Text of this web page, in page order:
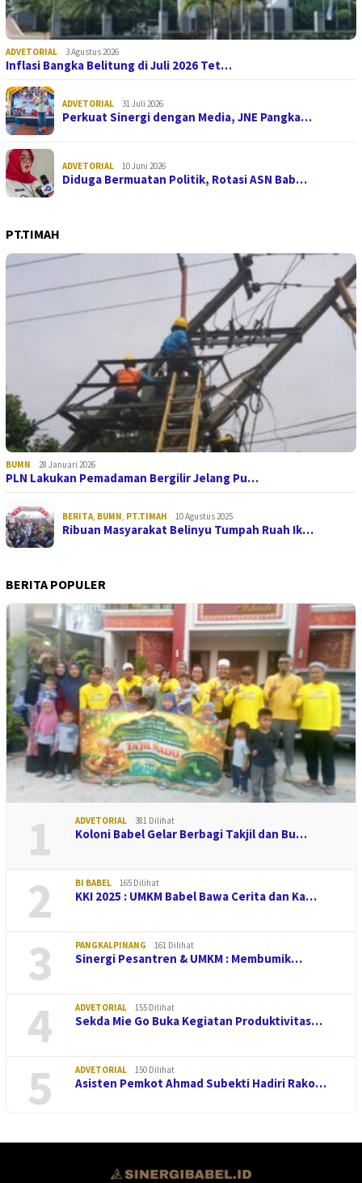
ADVETORIAL 3 Agustus 2026
Inflasi Bangka Belitung di Juli 2026 Tet…
ADVETORIAL 31 Juli 2026
Perkuat Sinergi dengan Media, JNE Pangka…
ADVETORIAL 10 Juni 2026
Diduga Bermuatan Politik, Rotasi ASN Bab…
PT.TIMAH
BUMN 28 Januari 2026
PLN Lakukan Pemadaman Bergilir Jelang Pu…
BERITA, BUMN, PT.TIMAH 10 Agustus 2025
Ribuan Masyarakat Belinyu Tumpah Ruah Ik…
BERITA POPULER
1 ADVETORIAL 381 Dilihat
Koloni Babel Gelar Berbagi Takjil dan Bu…
2 BI BABEL 165 Dilihat
KKI 2025 : UMKM Babel Bawa Cerita dan Ka…
3 PANGKALPINANG 161 Dilihat
Sinergi Pesantren & UMKM : Membumik…
4 ADVETORIAL 155 Dilihat
Sekda Mie Go Buka Kegiatan Produktivitas…
5 ADVETORIAL 150 Dilihat
Asisten Pemkot Ahmad Subekti Hadiri Rako…